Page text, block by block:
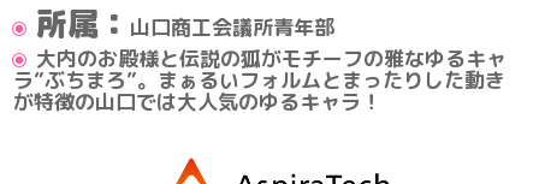
所属： 山口商工会議所青年部
大内のお殿様と伝説の狐がモチーフの雅なゆるキャ
ラ”ぶちまろ”。まぁるいフォルムとまったりした動き
が特徴の山口では大人気のゆるキャラ！